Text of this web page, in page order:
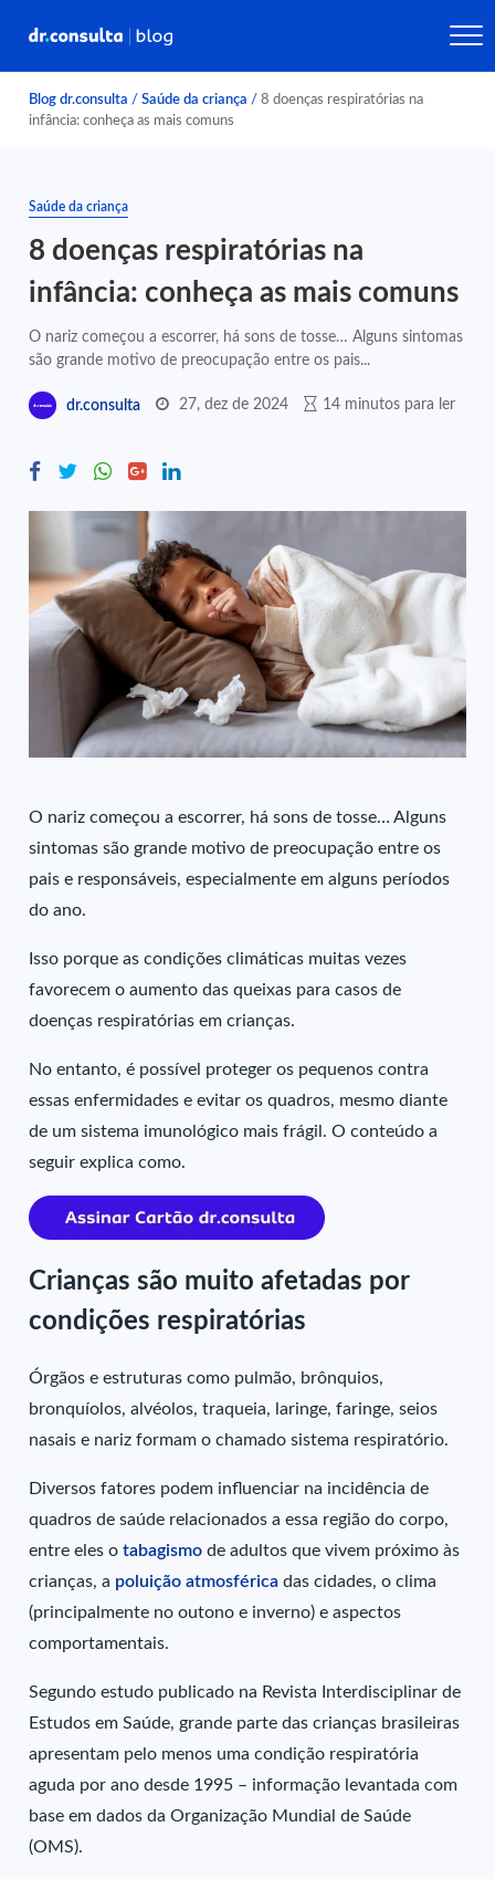
Blog dr.consulta / Saúde da criança / 8 doenças respiratórias na
infância: conheça as mais comuns
Saúde da criança
8 doenças respiratórias na
infância: conheça as mais comuns
O nariz começou a escorrer, há sons de tosse… Alguns sintomas
são grande motivo de preocupação entre os pais...
dr.consulta 27, dez de 2024 14 minutos para ler
O nariz começou a escorrer, há sons de tosse… Alguns
sintomas são grande motivo de preocupação entre os
pais e responsáveis, especialmente em alguns períodos
do ano.
Isso porque as condições climáticas muitas vezes
favorecem o aumento das queixas para casos de
doenças respiratórias em crianças.
No entanto, é possível proteger os pequenos contra
essas enfermidades e evitar os quadros, mesmo diante
de um sistema imunológico mais frágil. O conteúdo a
seguir explica como.
Crianças são muito afetadas por
condições respiratórias
Órgãos e estruturas como pulmão, brônquios,
bronquíolos, alvéolos, traqueia, laringe, faringe, seios
nasais e nariz formam o chamado sistema respiratório.
Diversos fatores podem influenciar na incidência de
quadros de saúde relacionados a essa região do corpo,
entre eles otabagismode adultos que vivem próximo às
crianças, a poluição atmosférica das cidades, o clima
(principalmente no outono e inverno) e aspectos
comportamentais.
Segundo estudo publicado na Revista Interdisciplinar de
Estudos em Saúde, grande parte das crianças brasileiras
apresentam pelo menos uma condição respiratória
aguda por ano desde 1995 – informação levantada com
base em dados da Organização Mundial de Saúde
(OMS).